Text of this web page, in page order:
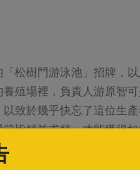
松樹門游泳池」招牌，
殖場裡，負責人游原智
致於幾乎快忘了這位生
皆精益求精，才能獲得